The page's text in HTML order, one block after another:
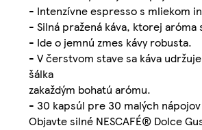
- Intenzívne espresso s mliekom
- Silná pražená káva, ktorej
- Ide o jemnú zmes kávy robusta.
- V čerstvom stave sa káva
šálka
zakaždým bohatú arómu.
- 30 kapsúl pre 30 malých
Objavte silné NESCAFÉ® Dolce